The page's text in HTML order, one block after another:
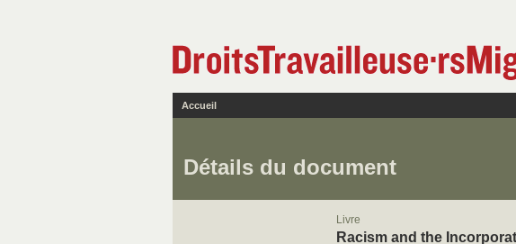
Accueil
Détails du document
Livre
Racism and the